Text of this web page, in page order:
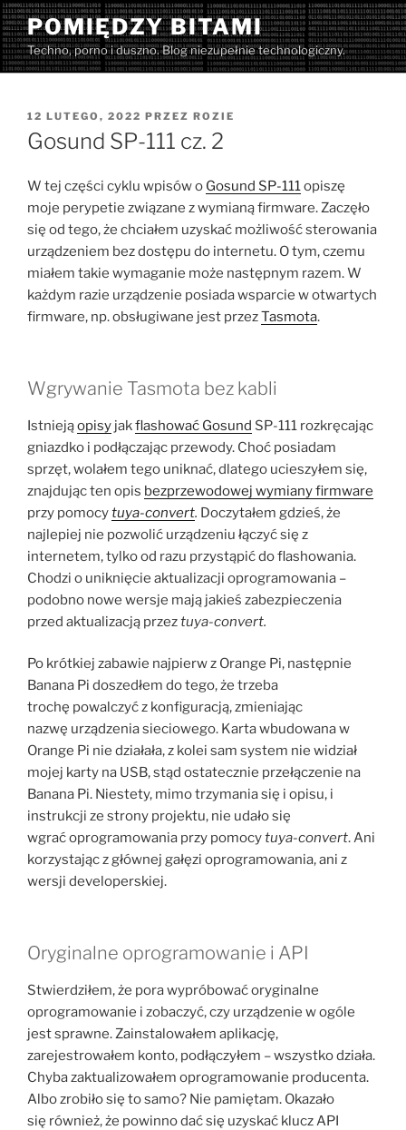
Przejdź
do
treści
POMIĘDZY BITAMI
Techno, porno i duszno. Blog niezupełnie technologiczny.
OPUBLIKOWANE
W
12 LUTEGO, 2022 PRZEZ ROZIE
Gosund SP-111 cz. 2
W tej części cyklu wpisów o Gosund SP-111opiszę
moje perypetie związane z wymianą firmware. Zaczęło
się od tego, że chciałem uzyskać możliwość sterowania
urządzeniem bez dostępu do internetu. O tym, czemu
miałem takie wymaganie może następnym razem. W
każdym razie urządzenie posiada wsparcie w otwartych
firmware, np. obsługiwane jest przezTasmota.
Wgrywanie Tasmota bez kabli
Istniejąopisy jakflashować Gosund SP-111 rozkręcając
gniazdko i podłączając przewody. Choć posiadam
sprzęt, wolałem tego uniknać, dlatego ucieszyłem się,
znajdując ten opis bezprzewodowej wymiany firmware
przy pomocytuya-convert. Doczytałem gdzieś, że
najlepiej nie pozwolić urządzeniu łączyć się z
internetem, tylko od razu przystąpić do flashowania.
Chodzi o uniknięcie aktualizacji oprogramowania –
podobno nowe wersje mają jakieś zabezpieczenia
przed aktualizacją przeztuya-convert.
Po krótkiej zabawie najpierw z Orange Pi, następnie
Banana Pi doszedłem do tego, że trzeba
trochę powalczyć z konfiguracją, zmieniając
nazwę urządzenia sieciowego. Karta wbudowana w
Orange Pi nie działała, z kolei sam system nie widział
mojej karty na USB, stąd ostatecznie przełączenie na
Banana Pi. Niestety, mimo trzymania się i opisu, i
instrukcji ze strony projektu, nie udało się
wgrać oprogramowania przy pomocytuya-convert. Ani
korzystając z głównej gałęzi oprogramowania, ani z
wersji developerskiej.
Oryginalne oprogramowanie i API
Stwierdziłem, że pora wypróbować oryginalne
oprogramowanie i zobaczyć, czy urządzenie w ogóle
jest sprawne. Zainstalowałem aplikację,
zarejestrowałem konto, podłączyłem – wszystko działa.
Chyba zaktualizowałem oprogramowanie producenta.
Albo zrobiło się to samo? Nie pamiętam. Okazało
się również, że powinno dać się uzyskać klucz API